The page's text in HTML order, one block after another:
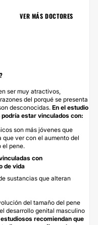
VER MÁS DOCTORES
ser muy atractivos,
del porqué se presenta
desconocidas. En el estudio
estar vinculados con:
son más jóvenes que
ver con el aumento del
el pene.
con
de vida
sustancias que alteran
del tamaño del pene
desarrollo genital masculino
recomiendan que